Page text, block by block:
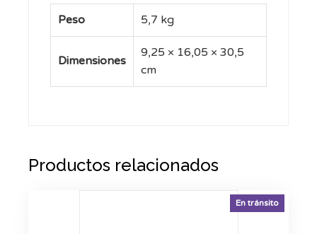
Peso 5,7 kg
Dimensiones
9,25 × 16,05 × 30,5
cm
Productos relacionados
En tránsito